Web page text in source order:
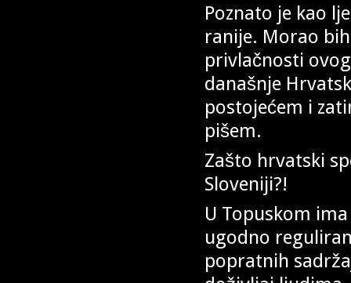
Poznato je kao
ranije. Morao
privlačnosti
današnje
postojećem i
pišem.
Zašto hrvatski
Sloveniji?!
U Topuskom
ugodno
popratnih